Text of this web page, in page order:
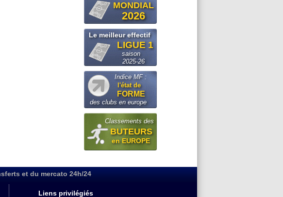
MONDIAL
2026
Le meilleur effectif
LIGUE 1
saison
2025-26
Indice MF :
l'état de
FORME
des clubs en europe
Classements des
BUTEURS
en EUROPE
et du mercato 24h/24
Liens privilégiés